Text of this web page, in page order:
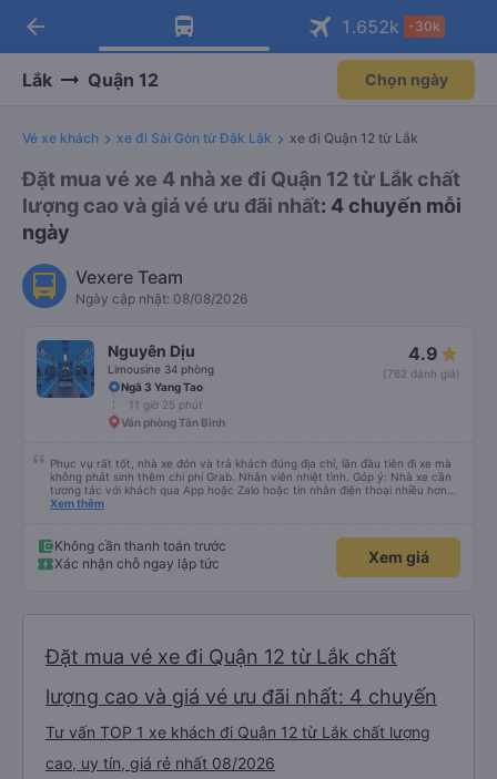
Tải app Vexere ngay!
Nhận ưu đãi thành viên độc
Mở app
Tải app Vexere
-30k/ghế khi đặt vé máy bay qua
Mở app
arrow_back 1.652k -30k
Lắk Quận 12 Chọn ngày
Vé xe khách xe đi Sài Gòn từ Đắk Lắk xe đi Quận 12 từ Lắk
Đặt mua vé xe 4 nhà xe đi Quận 12 từ Lắk chất
lượng cao và giá vé ưu đãi nhất: 4 chuyến mỗi
ngày
Vexere Team
Ngày cập nhật: 08/08/2026
Nguyên Dịu
Limousine 34 phòng
4.9
(762 đánh giá)
Ngã 3 Yang Tao
11 giờ 25 phút
Văn phòng Tân Bình
Phục vụ rất tốt, nhà xe đón và trả khách đúng địa chỉ, lần đầu tiên đi xe mà
không phát sinh thêm chi phí Grab. Nhân viên nhiệt tình. Góp ý: Nhà xe cần
tương tác với khách qua App hoặc Zalo hoặc tin nhắn điện thoại nhiều hơn
nữa để hành khách yên tâm đặc biệt là khách đặt vé qua App. Chân thành
Xem thêm
Không cần thanh toán trước
Xác nhận chỗ ngay lập tức
Xem giá
Đặt mua vé xe đi Quận 12 từ Lắk chất
lượng cao và giá vé ưu đãi nhất: 4 chuyến
Tư vấn TOP 1 xe khách đi Quận 12 từ Lắk chất lượng
cao, uy tín, giá rẻ nhất 08/2026